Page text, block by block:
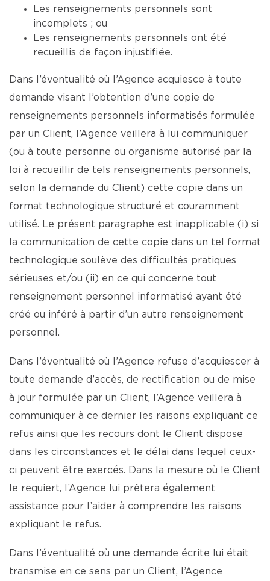
Les renseignements personnels sont
incomplets ; ou
Les renseignements personnels ont été
recueillis de façon injustifiée.
Dans l’éventualité où l’Agence acquiesce à toute
demande visant l’obtention d’une copie de
renseignements personnels informatisés formulée
par un Client, l’Agence veillera à lui communiquer
(ou à toute personne ou organisme autorisé par la
loi à recueillir de tels renseignements personnels,
selon la demande du Client) cette copie dans un
format technologique structuré et couramment
utilisé. Le présent paragraphe est inapplicable (i) si
la communication de cette copie dans un tel format
technologique soulève des difficultés pratiques
sérieuses et/ou (ii) en ce qui concerne tout
renseignement personnel informatisé ayant été
créé ou inféré à partir d’un autre renseignement
personnel.
Dans l’éventualité où l’Agence refuse d’acquiescer à
toute demande d’accès, de rectification ou de mise
à jour formulée par un Client, l’Agence veillera à
communiquer à ce dernier les raisons expliquant ce
refus ainsi que les recours dont le Client dispose
dans les circonstances et le délai dans lequel ceux-
ci peuvent être exercés. Dans la mesure où le Client
le requiert, l’Agence lui prêtera également
assistance pour l’aider à comprendre les raisons
expliquant le refus.
Dans l’éventualité où une demande écrite lui était
transmise en ce sens par un Client, l’Agence